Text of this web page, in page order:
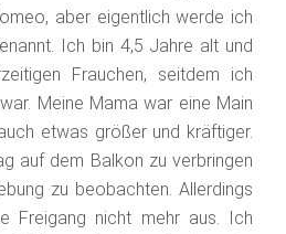
aber eigentlich werde ich
Ich bin 4,5 Jahre alt und
Frauchen, seitdem ich
Meine Mama war eine Main
etwas größer und kräftiger.
auf dem Balkon zu verbringen
zu beobachten. Allerdings
Freigang nicht mehr aus. Ich